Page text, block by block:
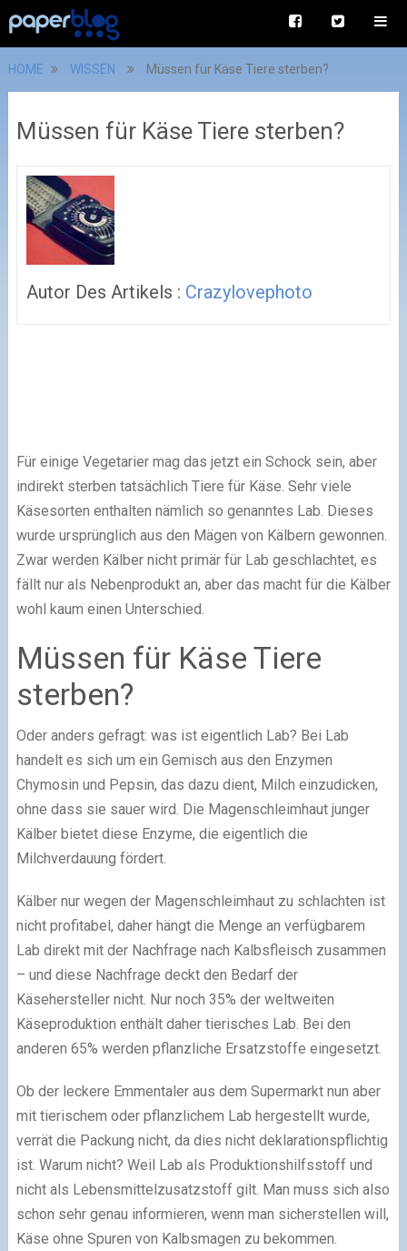
HOME WISSEN Müssen für Käse Tiere sterben?
Müssen für Käse Tiere sterben?
Autor Des Artikels : Crazylovephoto
Für einige Vegetarier mag das jetzt ein Schock sein, aber
indirekt sterben tatsächlich Tiere für Käse. Sehr viele
Käsesorten enthalten nämlich so genanntes Lab. Dieses
wurde ursprünglich aus den Mägen von Kälbern gewonnen.
Zwar werden Kälber nicht primär für Lab geschlachtet, es
fällt nur als Nebenprodukt an, aber das macht für die Kälber
wohl kaum einen Unterschied.
Müssen für Käse Tiere
sterben?
Oder anders gefragt: was ist eigentlich Lab? Bei Lab
handelt es sich um ein Gemisch aus den Enzymen
Chymosin und Pepsin, das dazu dient, Milch einzudicken,
ohne dass sie sauer wird. Die Magenschleimhaut junger
Kälber bietet diese Enzyme, die eigentlich die
Milchverdauung fördert.
Kälber nur wegen der Magenschleimhaut zu schlachten ist
nicht profitabel, daher hängt die Menge an verfügbarem
Lab direkt mit der Nachfrage nach Kalbsfleisch zusammen
– und diese Nachfrage deckt den Bedarf der
Käsehersteller nicht. Nur noch 35% der weltweiten
Käseproduktion enthält daher tierisches Lab. Bei den
anderen 65% werden pflanzliche Ersatzstoffe eingesetzt.
Ob der leckere Emmentaler aus dem Supermarkt nun aber
mit tierischem oder pflanzlichem Lab hergestellt wurde,
verrät die Packung nicht, da dies nicht deklarationspflichtig
ist. Warum nicht? Weil Lab als Produktionshilfsstoff und
nicht als Lebensmittelzusatzstoff gilt. Man muss sich also
schon sehr genau informieren, wenn man sicherstellen will,
Käse ohne Spuren von Kalbsmagen zu bekommen.